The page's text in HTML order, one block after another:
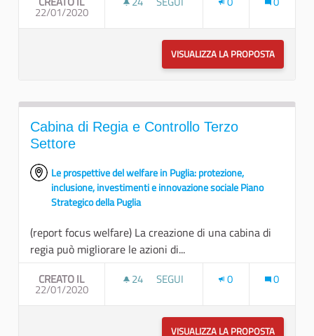
22/01/2020
VISUALIZZA LA PROPOSTA
Cabina di Regia e Controllo Terzo
Settore
Le prospettive del welfare in Puglia: protezione,
inclusione, investimenti e innovazione sociale Piano
Strategico della Puglia
(report focus welfare) La creazione di una cabina di
regia può migliorare le azioni di...
CREATO IL
22/01/2020
24 24 SOSTENITORI
SEGUI 0 0
VISUALIZZA LA PROPOSTA